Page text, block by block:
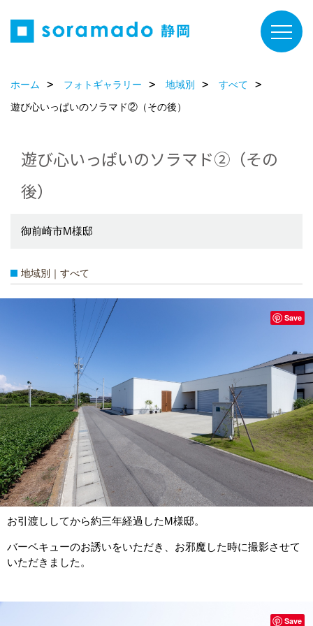
ホーム フォトギャラリー 地域別
すべて
遊び心いっぱいのソラマド②（その後）
遊び心いっぱいのソラマド②（その
後）
御前崎市M様邸
地域別｜すべて
お引渡ししてから約三年経過したM様邸。
バーベキューのお誘いをいただき、お邪魔した時に撮影させて
いただきました。
Save
Save